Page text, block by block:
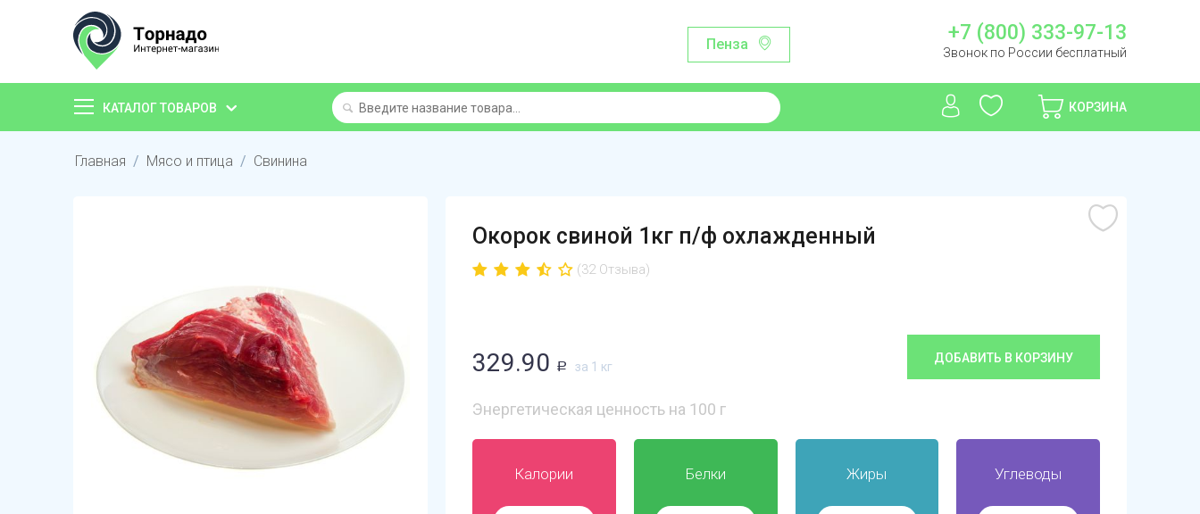
Пенза +7 (800) 333-97-13
Звонок по России бесплатный
КАТАЛОГ ТОВАРОВ КОРЗИНА
Главная / Мясо и птица / Свинина
Окорок свиной 1кг п/ф охлажденный
(32 Отзыва)
329.90 Р за 1 кг
ДОБАВИТЬ В КОРЗИНУ
Энергетическая ценность на 100 г
Калории Белки Жиры Углеводы